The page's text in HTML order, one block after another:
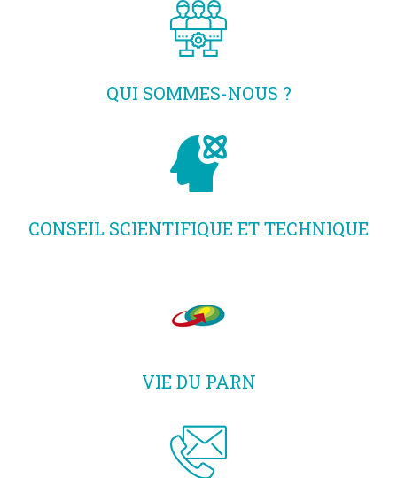
QUI SOMMES-NOUS ?
CONSEIL SCIENTIFIQUE ET TECHNIQUE
VIE DU PARN